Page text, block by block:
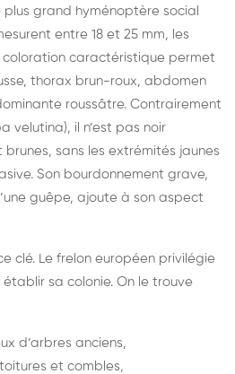
grand hyménoptère social
entre 18 et 25 mm, les
coloration caractéristique permet
thorax brun-roux, abdomen
roussâtre. Contrairement
velutina), il n’est pas noir
sans les extrémités jaunes
Son bourdonnement grave,
guêpe, ajoute à son aspect
clé. Le frelon européen privilégie
sa colonie. On le trouve
d’arbres anciens,
et combles,